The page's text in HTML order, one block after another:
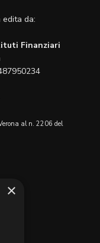
da:
Finanziari
al n. 2206 del
×